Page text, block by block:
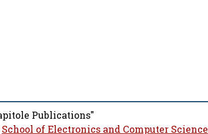
Publications"
School of Electronics and Computer Science